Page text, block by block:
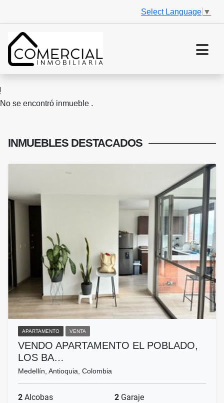
Select Language ▼
No se encontró inmueble .
INMUEBLES DESTACADOS
APARTAMENTO VENTA
VENDO APARTAMENTO EL POBLADO,
LOS BA…
Medellín, Antioquia, Colombia
2 Alcobas 2 Garaje